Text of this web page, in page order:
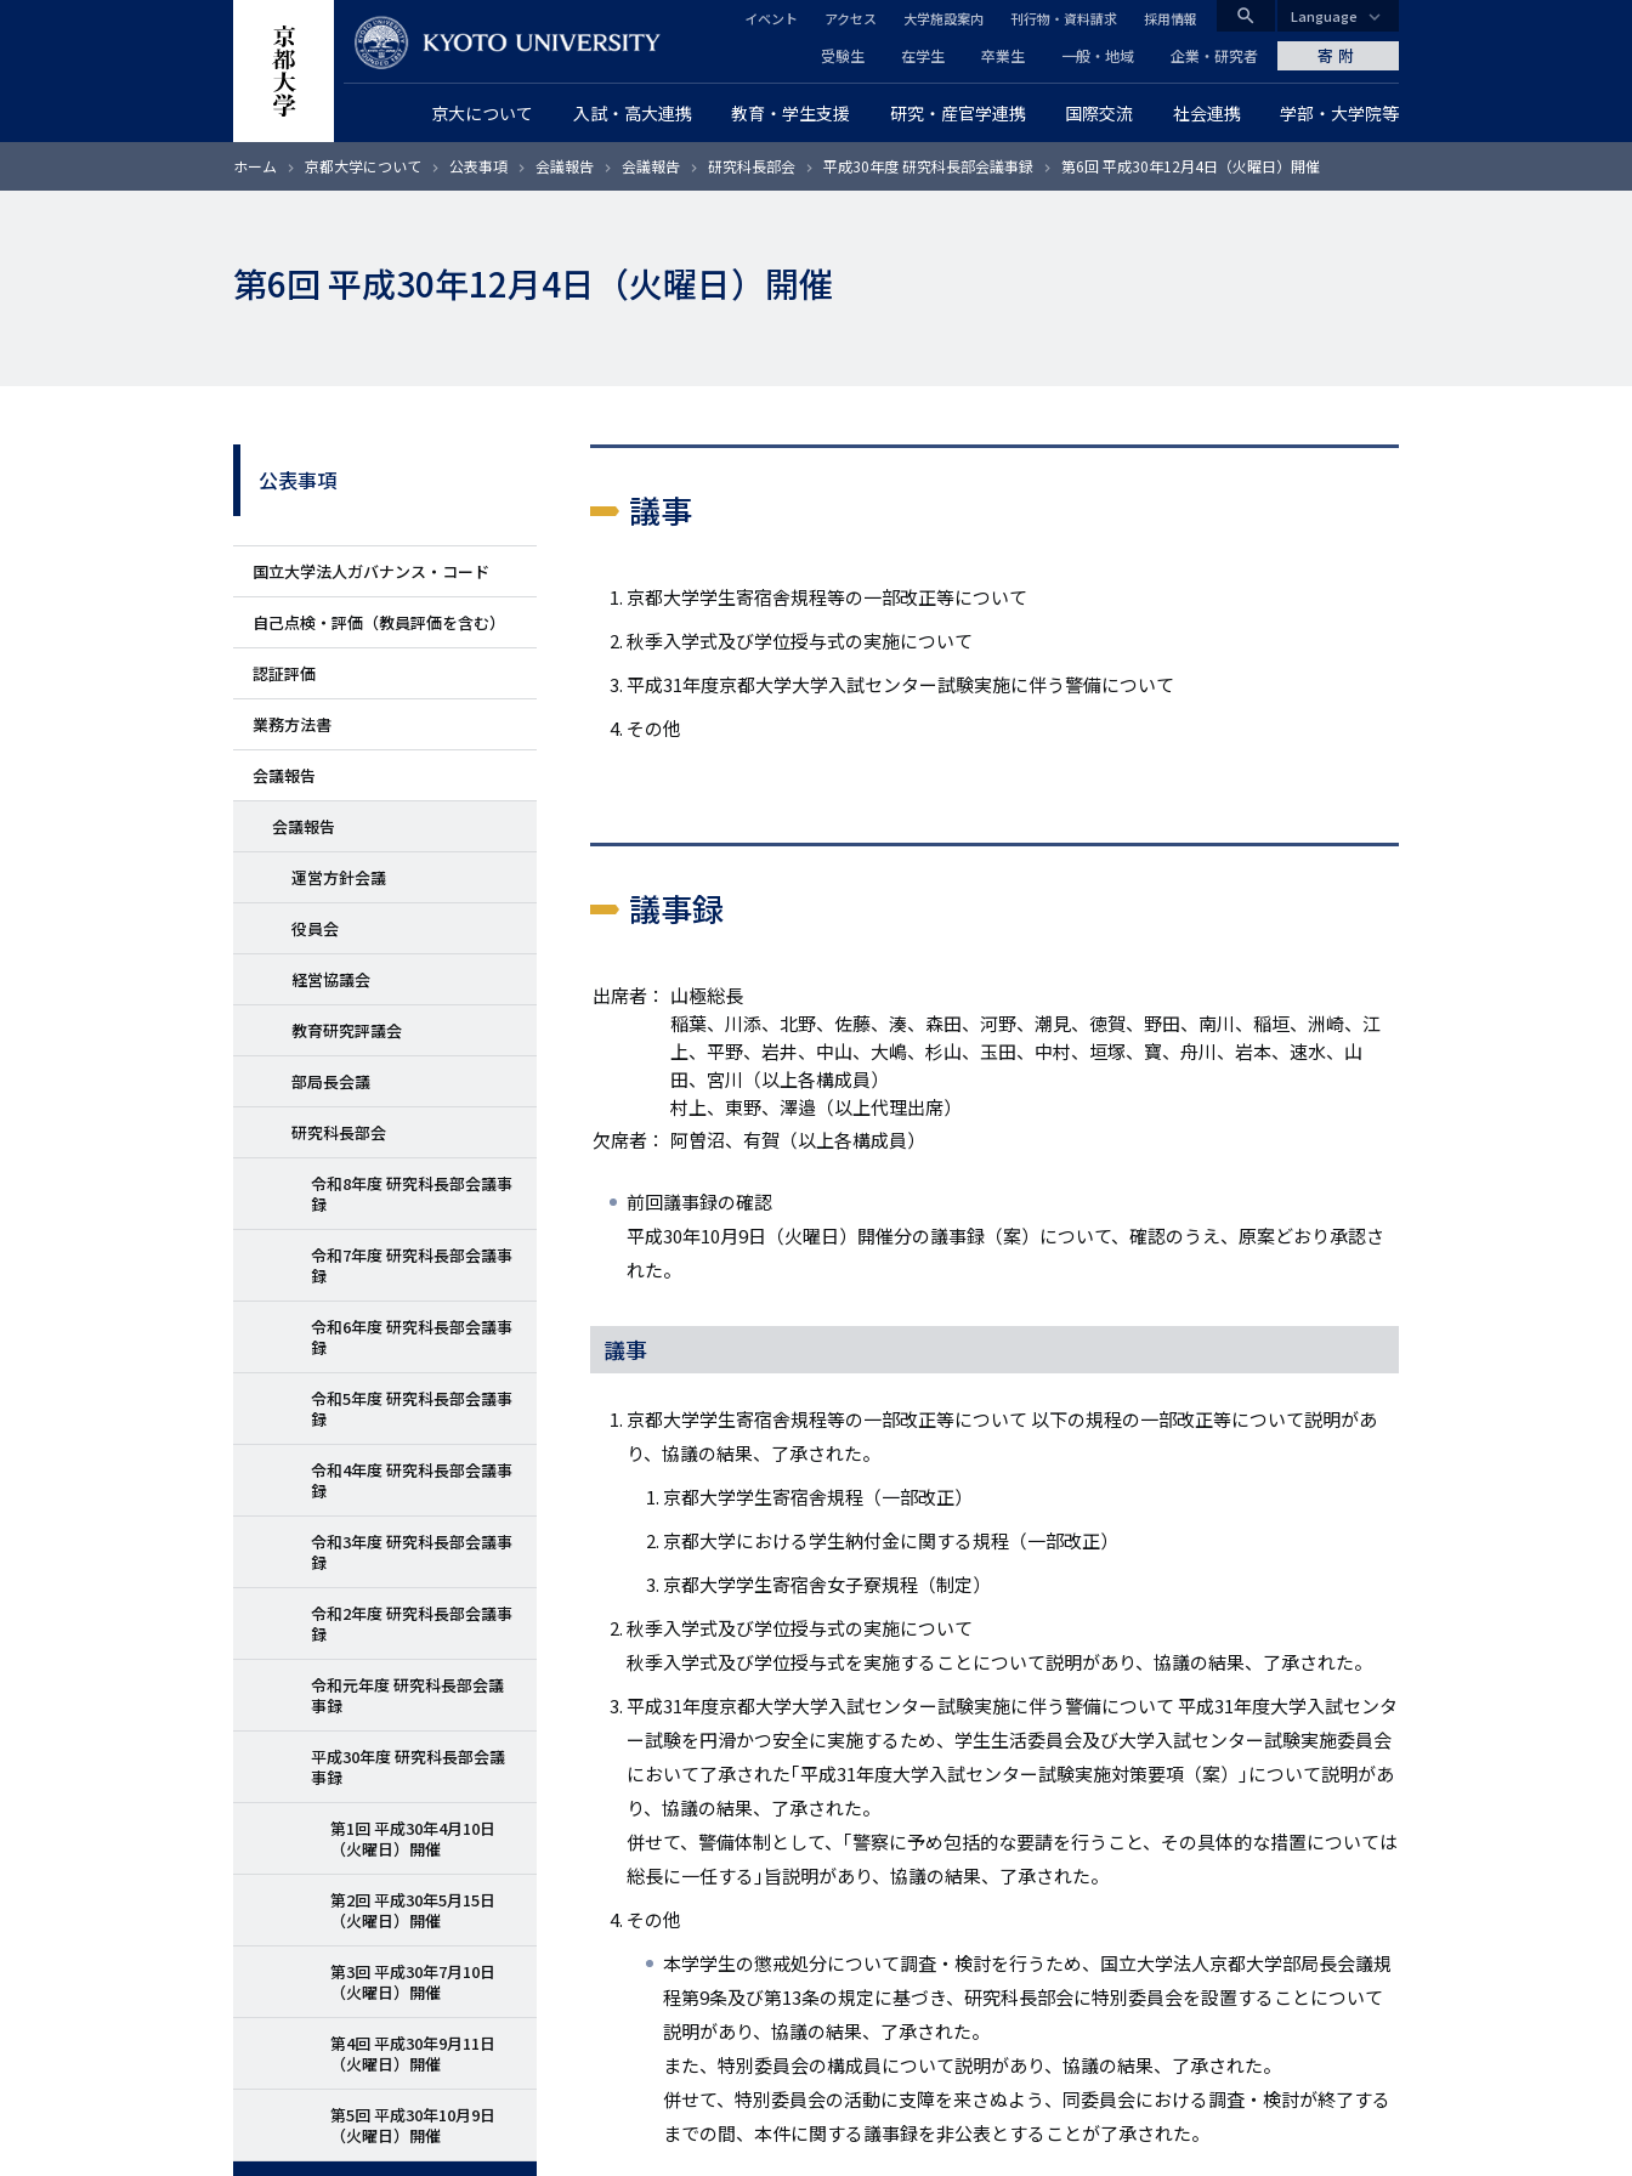
ン
CLOSE
search
グ
ロ
京大について 入試・高大連携 教育・学生支援 研究・産官学連携 国際交流 社会連携 学部・大学院等
ヘ
ッ
ダ
プ
マ
リ
ン
ク
受験生 在学生 卒業生 一般・地域 企業・研究者
ッ
ダ
ー
カ
リ
ン
ク
イベント アクセス 大学施設案内 刊行物・資料請求 採用情報
寄附
Language
ホーム 京都大学について 公表事項 会議報告 会議報告 研究科長部会 平成30年度 研究科長部会議事録 第6回 平成30年12月4日（火曜日）開催
第6回 平成30年12月4日（火曜日）開催
サ
イ
ド
メ
ニ
ュ
ー
公表事項
国立大学法人ガバナンス・コード
自己点検・評価（教員評価を含む）
認証評価
業務方法書
会議報告
会議報告
運営方針会議
役員会
経営協議会
教育研究評議会
部局長会議
研究科長部会
令和8年度 研究科長部会議事
録
令和7年度 研究科長部会議事
録
令和6年度 研究科長部会議事
録
令和5年度 研究科長部会議事
録
令和4年度 研究科長部会議事
録
令和3年度 研究科長部会議事
録
令和2年度 研究科長部会議事
録
令和元年度 研究科長部会議
事録
平成30年度 研究科長部会議
事録
第1回 平成30年4月10日
（火曜日）開催
第2回 平成30年5月15日
（火曜日）開催
第3回 平成30年7月10日
（火曜日）開催
第4回 平成30年9月11日
（火曜日）開催
第5回 平成30年10月9日
（火曜日）開催
議事
京都大学学生寄宿舎規程等の一部改正等について
秋季入学式及び学位授与式の実施について
平成31年度京都大学大学入試センター試験実施に伴う警備について
その他
議事録
出席者： 山極総長
稲葉、川添、北野、佐藤、湊、森田、河野、潮見、徳賀、野田、南川、稲垣、洲崎、江
上、平野、岩井、中山、大嶋、杉山、玉田、中村、垣塚、寶、舟川、岩本、速水、山
田、宮川（以上各構成員）
村上、東野、澤邉（以上代理出席）
欠席者： 阿曽沼、有賀（以上各構成員）
前回議事録の確認
平成30年10月9日（火曜日）開催分の議事録（案）について、確認のうえ、原案どおり承認さ
れた。
議事
京都大学学生寄宿舎規程等の一部改正等について 以下の規程の一部改正等について説明があ
り、協議の結果、了承された。
京都大学学生寄宿舎規程（一部改正）
京都大学における学生納付金に関する規程（一部改正）
京都大学学生寄宿舎女子寮規程（制定）
秋季入学式及び学位授与式の実施について
秋季入学式及び学位授与式を実施することについて説明があり、協議の結果、了承された。
平成31年度京都大学大学入試センター試験実施に伴う警備について 平成31年度大学入試センタ
ー試験を円滑かつ安全に実施するため、学生生活委員会及び大学入試センター試験実施委員会
において了承された｢平成31年度大学入試センター試験実施対策要項（案）｣について説明があ
り、協議の結果、了承された。
併せて、警備体制として、｢警察に予め包括的な要請を行うこと、その具体的な措置については
総長に一任する｣旨説明があり、協議の結果、了承された。
その他
本学学生の懲戒処分について調査・検討を行うため、国立大学法人京都大学部局長会議規
程第9条及び第13条の規定に基づき、研究科長部会に特別委員会を設置することについて
説明があり、協議の結果、了承された。
また、特別委員会の構成員について説明があり、協議の結果、了承された。
併せて、特別委員会の活動に支障を来さぬよう、同委員会における調査・検討が終了する
までの間、本件に関する議事録を非公表とすることが了承された。